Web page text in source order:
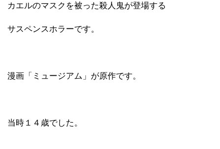
カエルのマスクを被った殺人鬼が登場する
サスペンスホラーです。
漫画「ミュージアム」が原作です。
当時１４歳でした。